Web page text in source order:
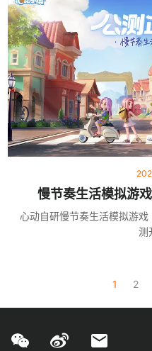
慢节奏生活模拟游
心动自研慢节奏生活模拟游
测
1 2